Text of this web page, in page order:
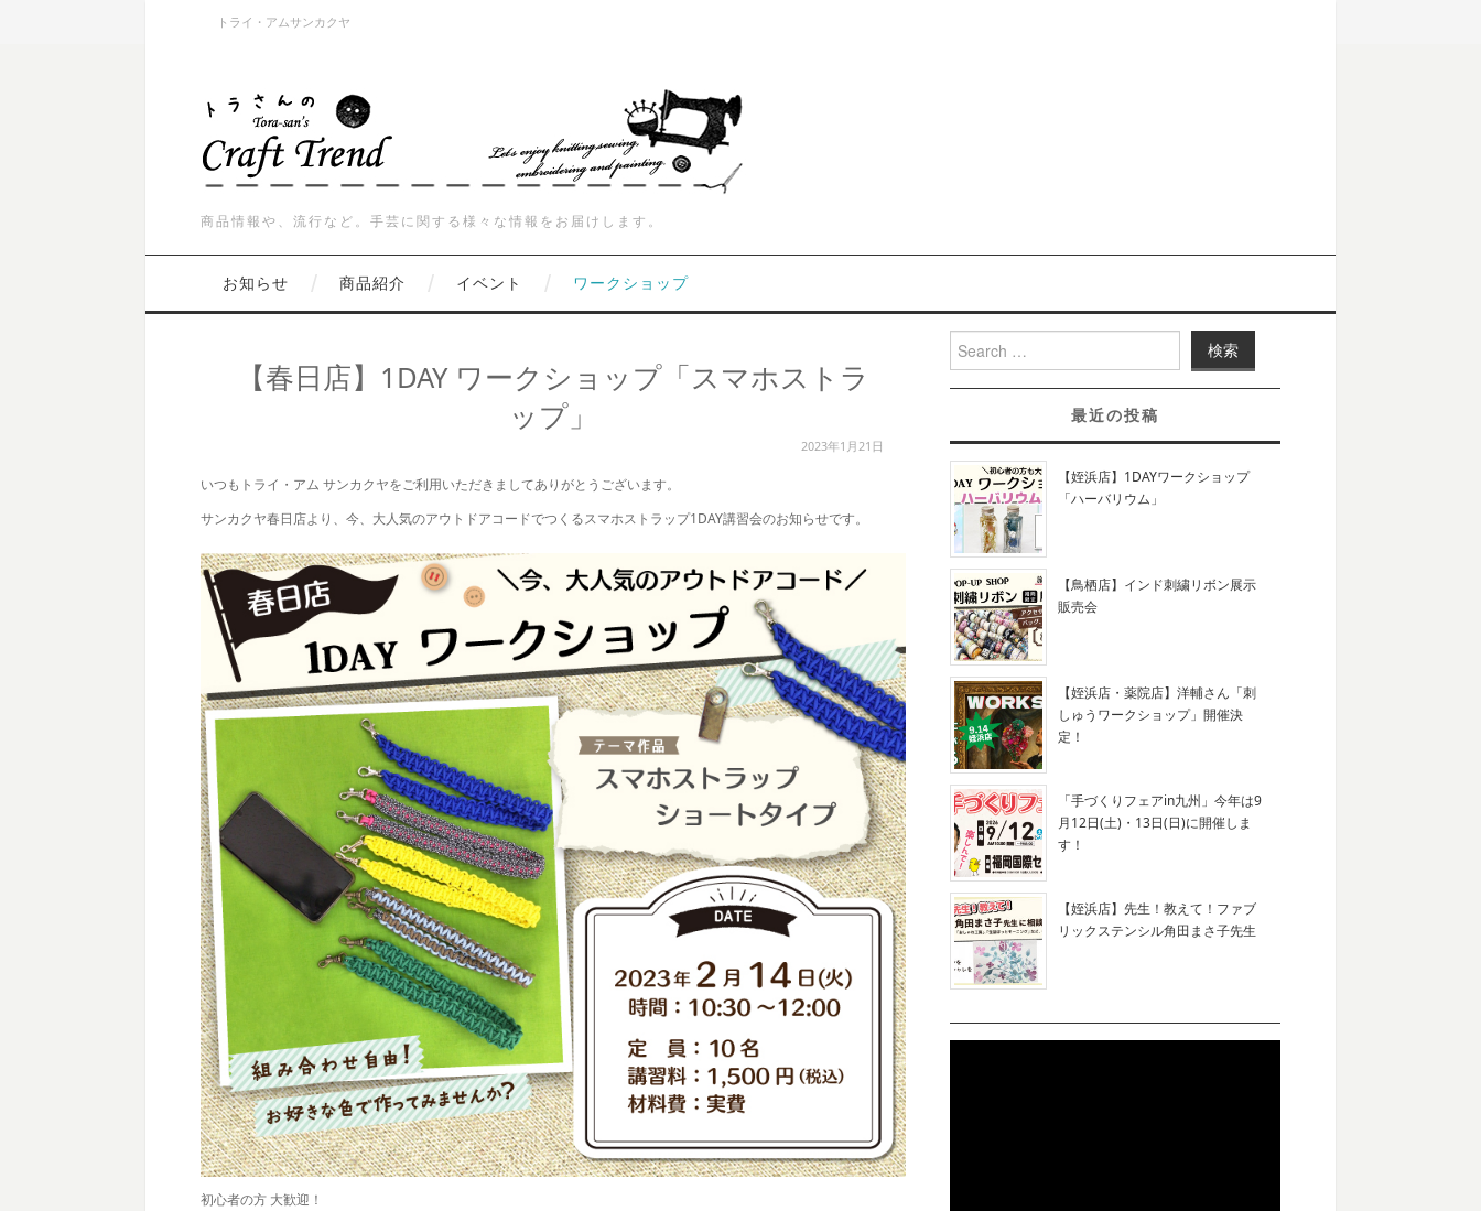
トライ・アムサンカクヤ
商品情報や、流行など。手芸に関する様々な情報をお届けします。
お知らせ 商品紹介 イベント ワークショップ
【春日店】1DAY ワークショップ「スマホストラ
ップ」
2023年1月21日
いつもトライ・アム サンカクヤをご利用いただきましてありがとうございます。
サンカクヤ春日店より、今、大人気のアウトドアコードでつくるスマホストラップ1DAY講習会のお知らせです。
初心者の方 大歓迎！
Search for:
最近の投稿
【姪浜店】1DAYワークショップ
「ハーバリウム」
【鳥栖店】インド刺繍リボン展示
販売会
【姪浜店・薬院店】洋輔さん「刺
しゅうワークショップ」開催決
定！
「手づくりフェアin九州」今年は9
月12日(土)・13日(日)に開催しま
す！
【姪浜店】先生！教えて！ファブ
リックステンシル角田まさ子先生